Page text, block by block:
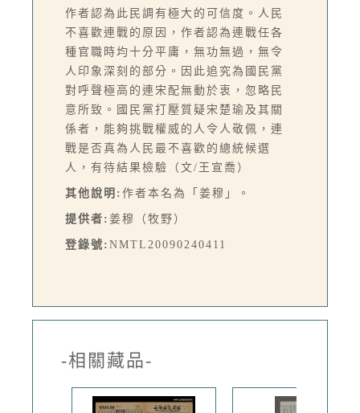
作者認為此民調有極大的可信度。人民
不喜歡連戰的原因，作者認為連戰任各
種官職時均十分平庸，無功無過，無令
人印象深刻的部分。因此追究為國民黨
對呼聲極高的連宋配無動於衷，忽略民
意所致。國民黨打壓質疑宋楚瑜及其關
係者，能夠挑戰權威的人令人敬佩，連
戰是否真為人民最不喜歡的總統候選
人，有待結果檢驗（文/王宣喬）
其他說明: 作者本名為「姜穆」。
提供者: 姜穆（牧野）
登錄號: NMTL20090240411
-相關藏品-